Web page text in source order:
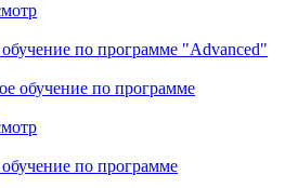
по программе "Advanced"
по программе